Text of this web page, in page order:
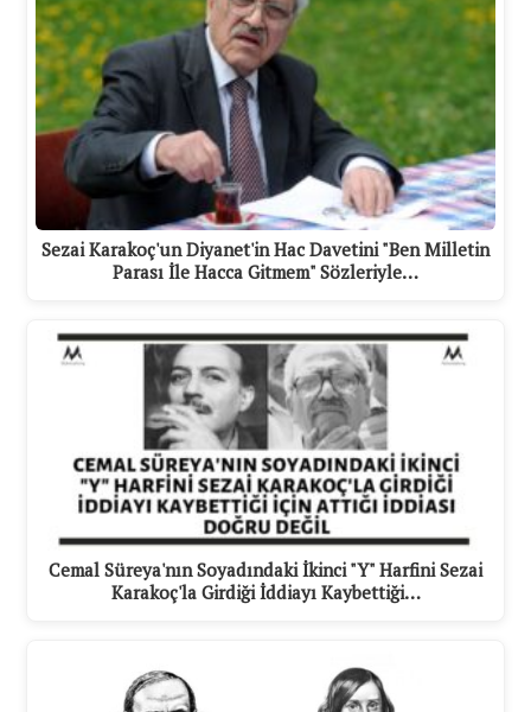
Sezai Karakoç'un Diyanet'in Hac Davetini "Ben Milletin
Parası İle Hacca Gitmem" Sözleriyle…
Cemal Süreya'nın Soyadındaki İkinci "Y" Harfini Sezai
Karakoç'la Girdiği İddiayı Kaybettiği…